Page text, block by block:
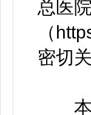
总医
（
密切关
本方